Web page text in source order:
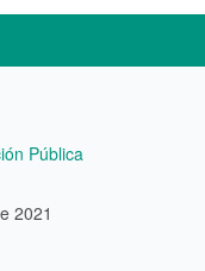
Pública
2021